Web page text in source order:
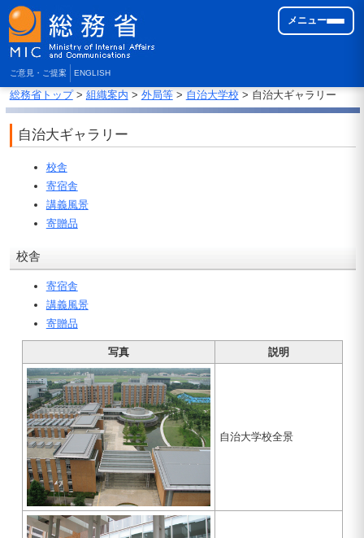
ご意見・ご提案 ENGLISH
メニュー
総務省トップ> 組織案内 > 外局等> 自治大学校> 自治大ギャラリー
自治大ギャラリー
校舎
寄宿舎
講義風景
寄贈品
校舎
寄宿舎
講義風景
寄贈品
写真 説明
自治大学校全景